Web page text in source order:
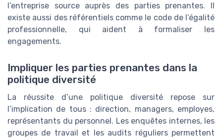
l’entreprise source auprès des parties prenantes. Il
existe aussi des référentiels comme le code de l’égalité
professionnelle, qui aident à formaliser les
engagements.
Impliquer les parties prenantes dans la
politique diversité
La réussite d’une politique diversité repose sur
l’implication de tous : direction, managers, employes,
représentants du personnel. Les enquêtes internes, les
groupes de travail et les audits réguliers permettent